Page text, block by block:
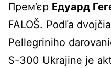
Прем’єр Едуард
FALOŠ. Podľa
Pellegriniho
S-300 Ukrajine je